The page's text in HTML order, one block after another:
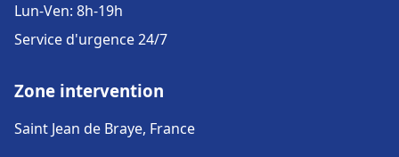
Lun-Ven: 8h-19h
Service d'urgence 24/7
Zone intervention
Saint Jean de Braye, France